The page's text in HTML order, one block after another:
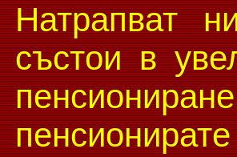
Натрапват
състои в